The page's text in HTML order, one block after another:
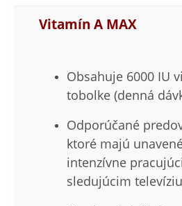
Vitamín A MAX
Obsahuje 6000 IU
tobolke (denná
Odporúčané
ktoré majú
intenzívne
sledujúcim